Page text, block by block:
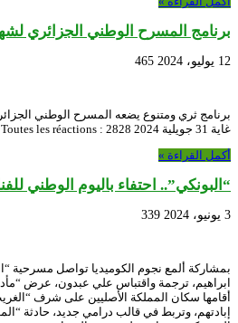
برنامج المسرح الوطني الجزائري لشهر
12 يوليو، 2024 465
غاية 31 جويلية 2024 Toutes les réactions : 2828
أكمل القراءة »
“البونكي”.. احتفاء باليوم الوطني
3 يونيو، 2024 339
بمشاركة ألمع نجوم الكوميديا تواصل مسرحية
ابراهيم، ترجمة واقتباس علي عبدون، عرض
أقامها سكان المملكة الأصليين على شرف
إبادتهم، وتربط في قالب درامي جديد، حادثة